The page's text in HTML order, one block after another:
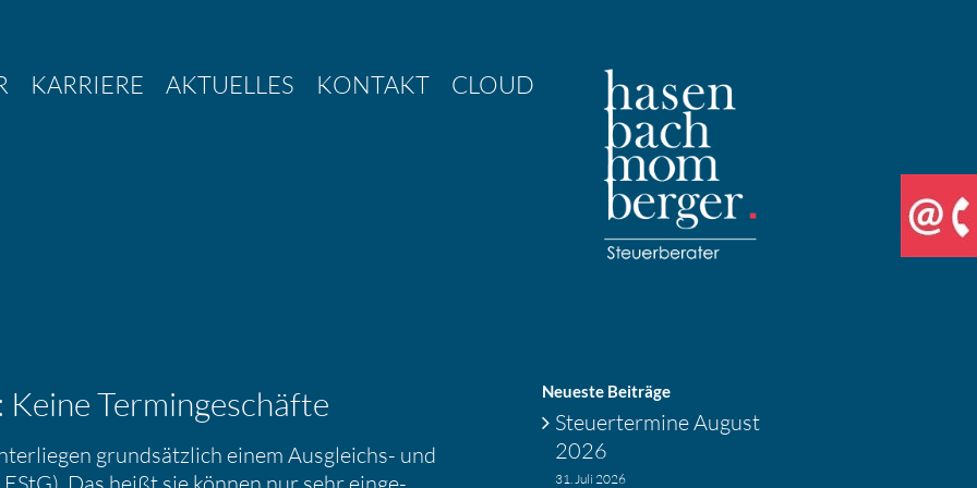
KARRIERE AKTUELLES KONTAKT CLOUD
Termin­ge­schäfte
grund­sätz­lich einem Ausgleichs- und
Neueste Beiträge
Steuer­ter­mine August
2026
31. Juli 2026